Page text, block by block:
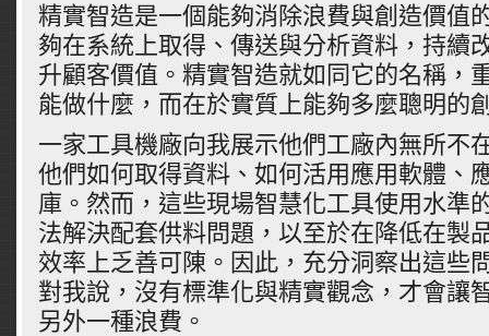
精實智造是一個能夠消除浪費與創造價值
夠在系統上取得、傳送與分析資料，持續
升顧客價值。精實智造就如同它的名稱，
能做什麼，而在於實質上能夠多麼聰明的
一家工具機廠向我展示他們工廠內無所不
他們如何取得資料、如何活用應用軟體、
庫。然而，這些現場智慧化工具使用水準
法解決配套供料問題，以至於在降低在製
效率上乏善可陳。因此，充分洞察出這些
對我說，沒有標準化與精實觀念，才會讓
另外一種浪費。